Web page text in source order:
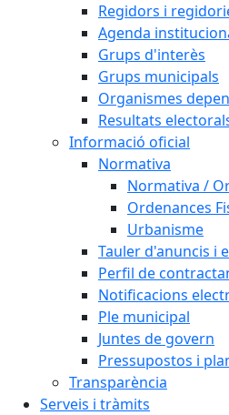
Regidors i
Agenda
Grups d'interès
Grups municipals
Organismes
Resultats
Informació oficial
Normativa
Normativa /
Ordenances
Urbanisme
Tauler d'anuncis i
Perfil de
Notificacions
Ple municipal
Juntes de govern
Pressupostos i
Transparència
Serveis i tràmits